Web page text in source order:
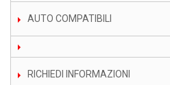
AUTO COMPATIBILI
RICHIEDI INFORMAZIONI